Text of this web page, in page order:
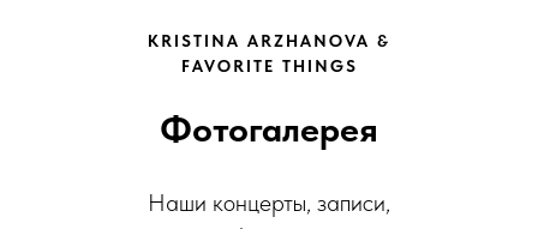
Фотогалерея
Наши концерты, записи,
KRISTINA ARZHANOVA &
FAVORITE THINGS